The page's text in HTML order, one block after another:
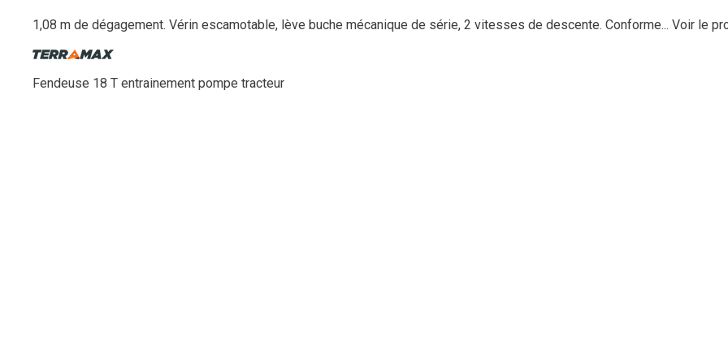
1,08 m de dégagement. Vérin escamotable, lève buche mécanique de série, 2 vitesses de descente. Conforme... Voir le
Fendeuse 18 T entrainement pompe tracteur